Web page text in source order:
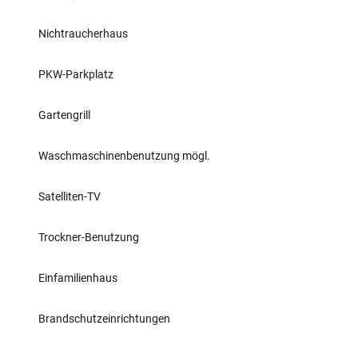
Nichtraucherhaus
PKW-Parkplatz
Gartengrill
Waschmaschinenbenutzung mögl.
Satelliten-TV
Trockner-Benutzung
Einfamilienhaus
Brandschutzeinrichtungen